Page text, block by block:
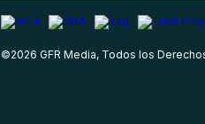
©2026 GFR Media, Todos los